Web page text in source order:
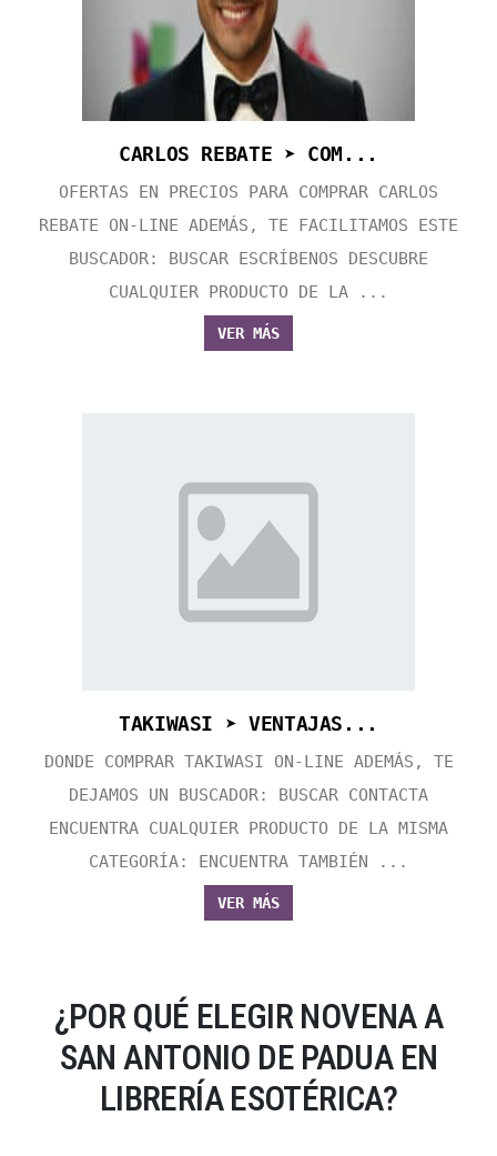
CARLOS REBATE ➤ COM...
OFERTAS EN PRECIOS PARA COMPRAR CARLOS
REBATE ON-LINE ADEMÁS, TE FACILITAMOS ESTE
BUSCADOR: BUSCAR ESCRÍBENOS DESCUBRE
CUALQUIER PRODUCTO DE LA ...
VER MÁS
TAKIWASI ➤ VENTAJAS...
DONDE COMPRAR TAKIWASI ON-LINE ADEMÁS, TE
DEJAMOS UN BUSCADOR: BUSCAR CONTACTA
ENCUENTRA CUALQUIER PRODUCTO DE LA MISMA
CATEGORÍA: ENCUENTRA TAMBIÉN ...
VER MÁS
¿POR QUÉ ELEGIR NOVENA A
SAN ANTONIO DE PADUA EN
LIBRERÍA ESOTÉRICA?